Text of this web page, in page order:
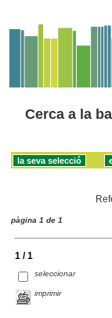
Cerca a la
pàgina 1 de 1
1 / 1
seleccionar
imprimir